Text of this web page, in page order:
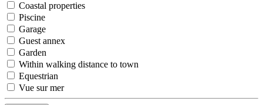
Coastal properties
Piscine
Garage
Guest annex
Garden
Within walking distance to town
Equestrian
Vue sur mer